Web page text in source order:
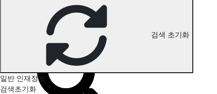
유성 타이마사지 구직정보 검색 초기화
일반 인재정보
검색초기화